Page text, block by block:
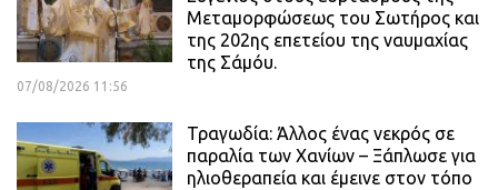
Μεταμορφώσεως του Σωτήρος και
της 202ης επετείου της ναυμαχίας
της Σάμόυ.
07/08/2026 11:56
Τραγωδία: Άλλος ένας νεκρός σε
παραλία των Χανίων – Ξάπλωσε για
ηλιοθεραπεία και έμεινε στον τόπο